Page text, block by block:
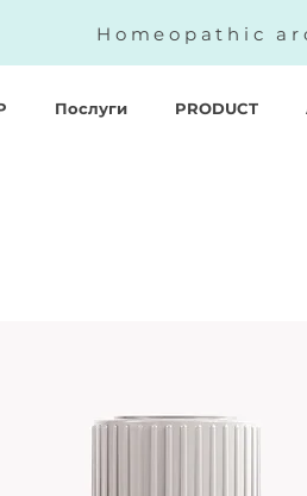
Homeopathic
Послуги PRODUCT